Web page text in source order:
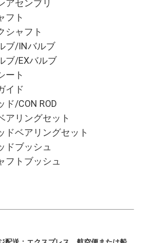
ジン部品
ジン部品
エンジン部品
ン部品
ジンの部品
部分
部分
ン部品
ンジン部品
アセンブリ
フト
シャフト
ブ/INバルブ
ブ/EXバルブ
ート
イド
ド/CON ROD
アリングセット
ドベアリングセット
ドブッシュ
フトブッシュ